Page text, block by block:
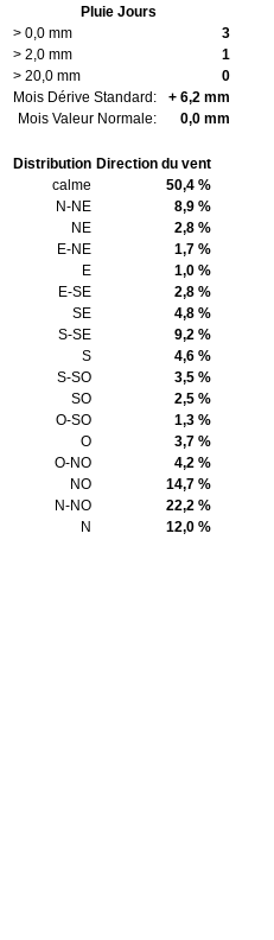
Pluie Jours
> 0,0 mm
3
> 2,0 mm
1
> 20,0 mm
0
Mois Dérive Standard:
+ 6,2 mm
Mois Valeur Normale:
0,0 mm
Distribution Direction du vent
calme
50,4 %
N-NE
8,9 %
NE
2,8 %
E-NE
1,7 %
E
1,0 %
E-SE
2,8 %
SE
4,8 %
S-SE
9,2 %
S
4,6 %
S-SO
3,5 %
SO
2,5 %
O-SO
1,3 %
O
3,7 %
O-NO
4,2 %
NO
14,7 %
N-NO
22,2 %
N
12,0 %